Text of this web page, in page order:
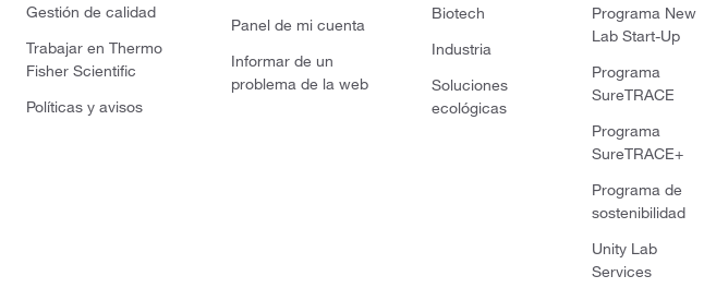
Gestión de calidad
Trabajar en Thermo
Fisher Scientific
Políticas y avisos
Panel de mi cuenta
Informar de un
problema de la web
Biotech
Industria
Soluciones
ecológicas
Programa New
Lab Start-Up
Programa
SureTRACE
Programa
SureTRACE+
Programa de
sostenibilidad
Unity Lab
Services